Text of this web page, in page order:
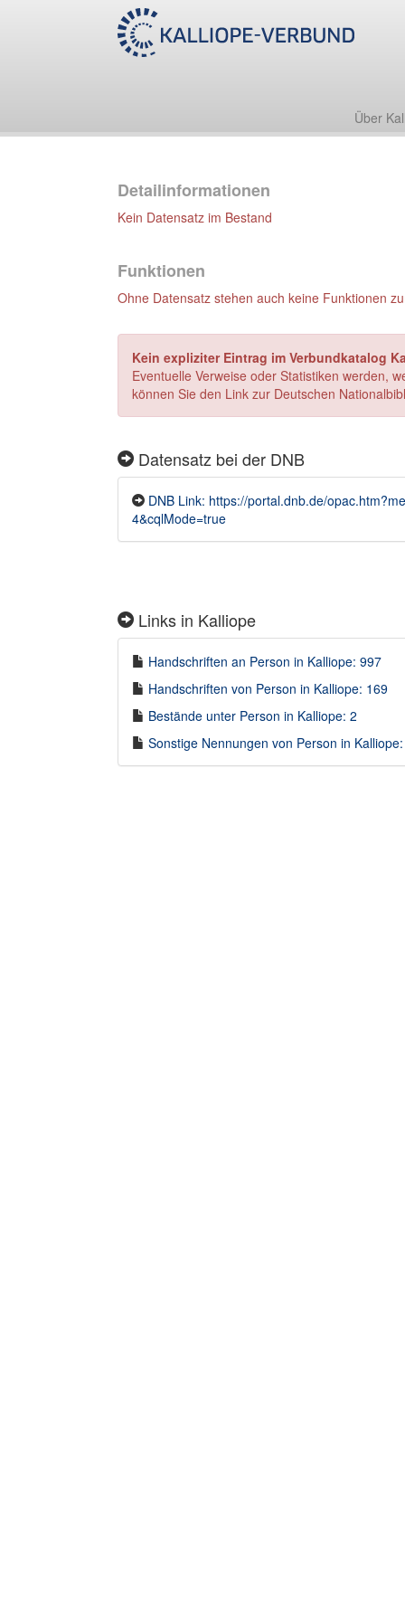
Über
Detailinformationen
Kein Datensatz im Bestand
Funktionen
Ohne Datensatz stehen auch keine Funktionen
Kein expliziter Eintrag im Verbundkatalog
Eventuelle Verweise oder Statistiken werden,
können Sie den Link zur Deutschen
Datensatz bei der DNB
DNB Link: https://portal.dnb.de/
4&cqlMode=true
Links in Kalliope
Handschriften an Person in Kalliope: 997
Handschriften von Person in Kalliope: 169
Bestände unter Person in Kalliope: 2
Sonstige Nennungen von Person in